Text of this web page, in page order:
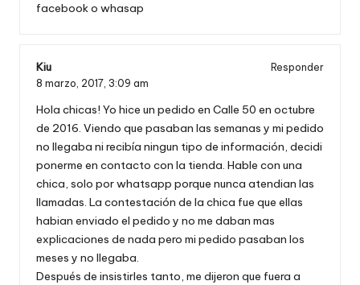
facebook o whasap
Kiu
Responder
8 marzo, 2017, 3:09 am
Hola chicas! Yo hice un pedido en Calle 50 en octubre
de 2016. Viendo que pasaban las semanas y mi pedido
no llegaba ni recibía ningun tipo de información, decidi
ponerme en contacto con la tienda. Hable con una
chica, solo por whatsapp porque nunca atendian las
llamadas. La contestación de la chica fue que ellas
habian enviado el pedido y no me daban mas
explicaciones de nada pero mi pedido pasaban los
meses y no llegaba.
Después de insistirles tanto, me dijeron que fuera a